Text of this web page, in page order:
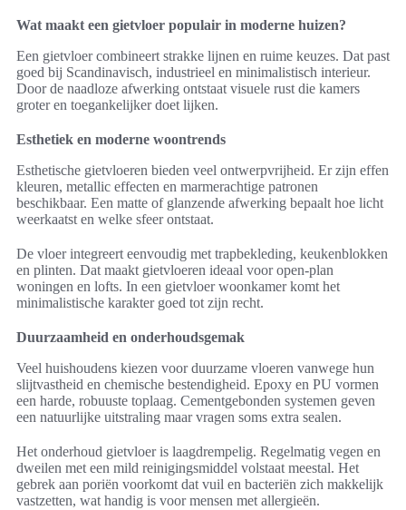
Wat maakt een gietvloer populair in moderne huizen?
Een gietvloer combineert strakke lijnen en ruime keuzes. Dat past
goed bij Scandinavisch, industrieel en minimalistisch interieur.
Door de naadloze afwerking ontstaat visuele rust die kamers
groter en toegankelijker doet lijken.
Esthetiek en moderne woontrends
Esthetische gietvloeren bieden veel ontwerpvrijheid. Er zijn effen
kleuren, metallic effecten en marmerachtige patronen
beschikbaar. Een matte of glanzende afwerking bepaalt hoe licht
weerkaatst en welke sfeer ontstaat.
De vloer integreert eenvoudig met trapbekleding, keukenblokken
en plinten. Dat maakt gietvloeren ideaal voor open-plan
woningen en lofts. In een gietvloer woonkamer komt het
minimalistische karakter goed tot zijn recht.
Duurzaamheid en onderhoudsgemak
Veel huishoudens kiezen voor duurzame vloeren vanwege hun
slijtvastheid en chemische bestendigheid. Epoxy en PU vormen
een harde, robuuste toplaag. Cementgebonden systemen geven
een natuurlijke uitstraling maar vragen soms extra sealen.
Het onderhoud gietvloer is laagdrempelig. Regelmatig vegen en
dweilen met een mild reinigingsmiddel volstaat meestal. Het
gebrek aan poriën voorkomt dat vuil en bacteriën zich makkelijk
vastzetten, wat handig is voor mensen met allergieën.